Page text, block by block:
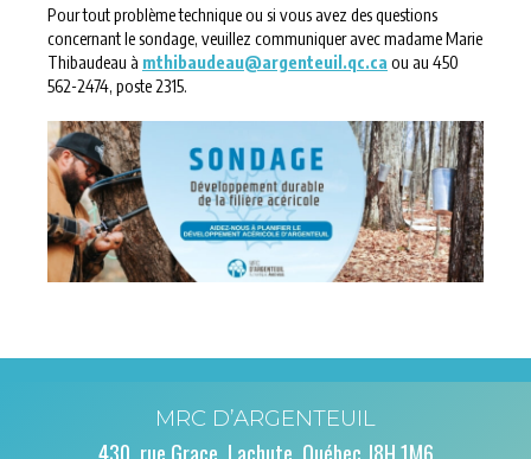
Pour tout problème technique ou si vous avez des questions
concernant le sondage, veuillez communiquer avec madame Marie
Thibaudeau à mthibaudeau@argenteuil.qc.ca ou au 450
562-2474, poste 2315.
MRC D’ARGENTEUIL
430, rue Grace, Lachute, Québec J8H 1M6